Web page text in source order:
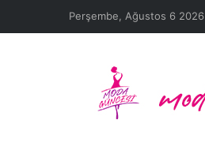
Perşembe, Ağustos 6 2026